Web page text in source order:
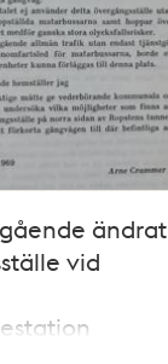
ändrat
vid